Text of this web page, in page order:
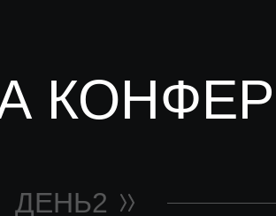
ДЕНЬ2